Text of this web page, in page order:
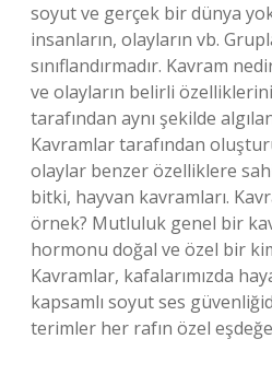
soyut ve gerçek bir dünya
insanların, olayların vb.
sınıflandırmadır. Kavram
ve olayların belirli
tarafından aynı şekilde
Kavramlar tarafından
olaylar benzer özelliklere
bitki, hayvan kavramları.
örnek? Mutluluk genel bir
hormonu doğal ve özel bir
Kavramlar, kafalarımızda
kapsamlı soyut ses
terimler her rafın özel